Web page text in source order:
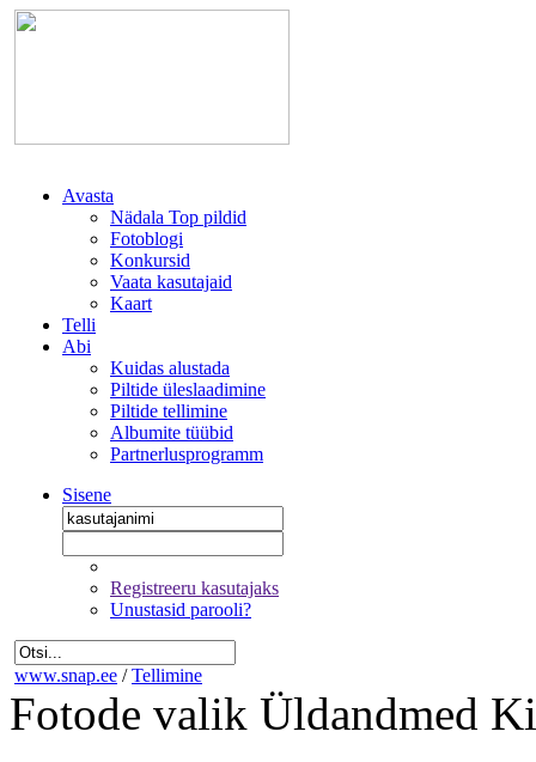
Avasta
Nädala Top pildid
Fotoblogi
Konkursid
Vaata kasutajaid
Kaart
Telli
Abi
Kuidas alustada
Piltide üleslaadimine
Piltide tellimine
Albumite tüübid
Partnerlusprogramm
Sisene
Registreeru kasutajaks
Unustasid parooli?
www.snap.ee / Tellimine
Fotode valik Üldandmed